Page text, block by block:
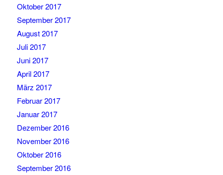
Oktober 2017
September 2017
August 2017
Juli 2017
Juni 2017
April 2017
März 2017
Februar 2017
Januar 2017
Dezember 2016
November 2016
Oktober 2016
September 2016